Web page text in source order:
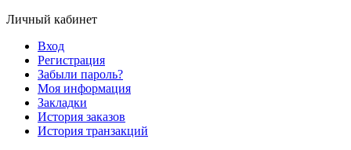
Личный кабинет
Вход
Регистрация
Забыли пароль?
Моя информация
Закладки
История заказов
История транзакций